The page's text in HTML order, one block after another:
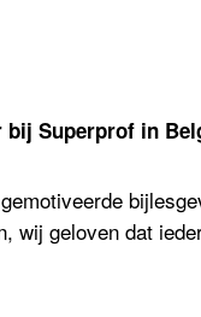
bij Superprof in
wij geloven dat